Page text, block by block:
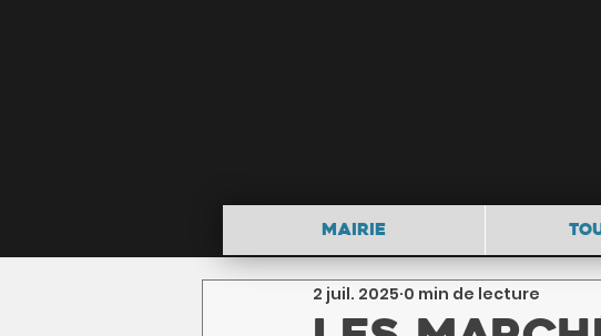
Mairie
2 juil. 2025 0 min de lecture